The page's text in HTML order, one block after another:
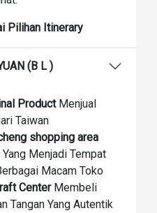
Pilihan Itinerary
(B L )
Product Menjual
Taiwan
shopping area
Menjadi Tempat
Macam Toko
Center Membeli
Tangan Yang Autentik